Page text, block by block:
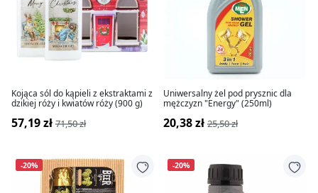
Kojąca sól do kąpieli z ekstraktami z
dzikiej róży i kwiatów róży (900 g)
57,19 zł 71,50 zł
Uniwersalny żel pod prysznic dla
mężczyzn "Energy" (250ml)
20,38 zł 25,50 zł
-20% -20%